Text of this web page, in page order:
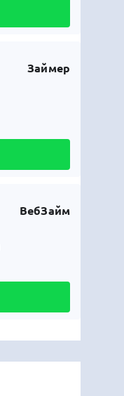
Займер
ВебЗайм